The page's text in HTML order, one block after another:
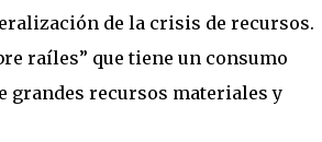
de la crisis de recursos.
raíles” que tiene un consumo
grandes recursos materiales y